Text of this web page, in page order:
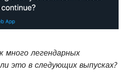
много легендарных
это в следующих выпусках?